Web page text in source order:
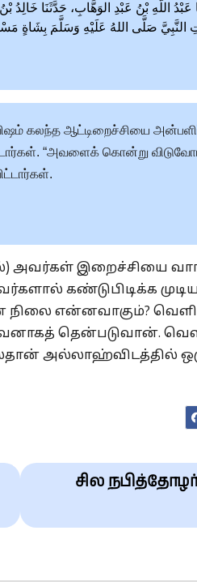
2617 – حَدَّثَنَا عَبْدُ اللَّهِ بْنُ عَبْدِ
النَّبِيَّ صَلَّى اللهُ عَلَيْهِ وَسَلَّمَ بِشَاةٍ
கலந்த ஆட்டிறைச்சியை
“அவளைக் கொன்று
இறைச்சியை
கண்டுபிடிக்க
நிலை என்னவாகும்?
தென்படுவான்.
அல்லாஹ்விடத்தில்
சில